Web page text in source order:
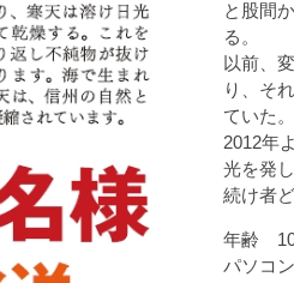
と股間
る。
以前、
り、そ
ていた。
2012年
光を発
続け者
年齢
パソコ